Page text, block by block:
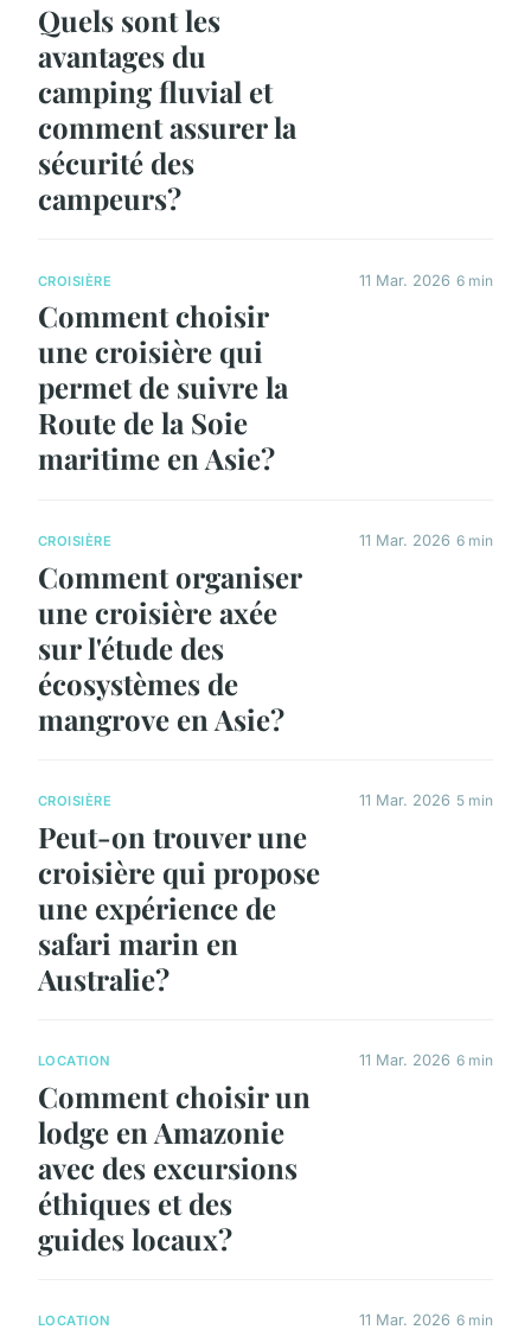
Quels sont les
avantages du
camping fluvial et
comment assurer la
sécurité des
campeurs?
CROISIÈRE
Comment choisir
une croisière qui
permet de suivre la
Route de la Soie
maritime en Asie?
11 Mar. 2026 6 min
CROISIÈRE
Comment organiser
une croisière axée
sur l'étude des
écosystèmes de
mangrove en Asie?
11 Mar. 2026 6 min
CROISIÈRE
Peut-on trouver une
croisière qui propose
une expérience de
safari marin en
Australie?
11 Mar. 2026 5 min
LOCATION
Comment choisir un
lodge en Amazonie
avec des excursions
éthiques et des
guides locaux?
11 Mar. 2026 6 min
LOCATION 11 Mar. 2026 6 min